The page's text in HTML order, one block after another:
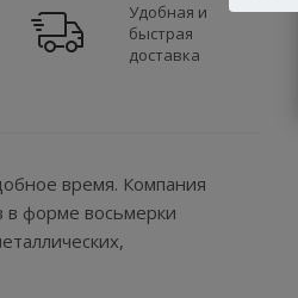
Удобная и
быстрая
доставка
время. Компания
в форме восьмерки